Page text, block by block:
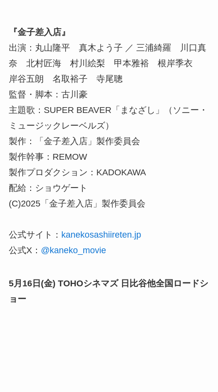
『金子差入店』
出演：丸山隆平 真木よう子 ／ 三浦綺羅 川口真
奈 北村匠海 村川絵梨 甲本雅裕 根岸季衣
岸谷五朗 名取裕子 寺尾聰
監督・脚本：古川豪
主題歌：SUPER BEAVER「まなざし」（ソニー・
ミュージックレーベルズ）
製作：「金子差入店」製作委員会
製作幹事：REMOW
製作プロダクション：KADOKAWA
配給：ショウゲート
(C)2025「金子差入店」製作委員会
公式サイト： kanekosashiireten.jp
公式X： @kaneko_movie
5月16日(金) TOHOシネマズ 日比谷他全国ロードシ
ョー